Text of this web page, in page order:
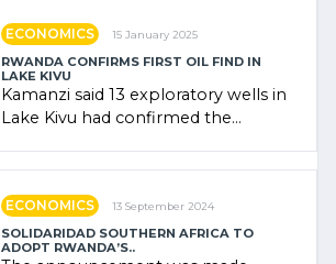
ECONOMICS 15 January 2025
RWANDA CONFIRMS FIRST OIL FIND IN
LAKE KIVU
Kamanzi said 13 exploratory wells in
Lake Kivu had confirmed the
ECONOMICS 13 September 2024
SOLIDARIDAD SOUTHERN AFRICA TO
ADOPT RWANDA’S..